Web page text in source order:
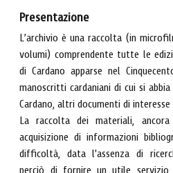
Presentazione
L’archivio è una raccolta (in
volumi) comprendente tutte le
di Cardano apparse nel
manoscritti cardaniani di cui si
Cardano, altri documenti di
La raccolta dei materiali,
acquisizione di informazioni
difficoltà, data l'assenza di
perciò di fornire un utile servizio